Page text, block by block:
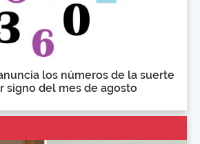
los números de la suerte
signo del mes de agosto